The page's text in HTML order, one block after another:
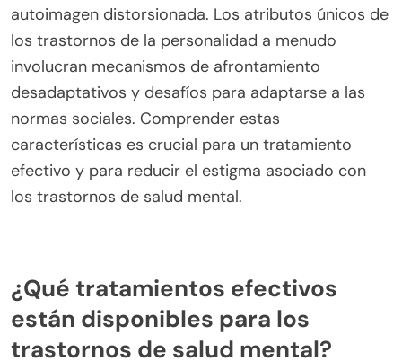
autoimagen distorsionada. Los atributos únicos de
los trastornos de la personalidad a menudo
involucran mecanismos de afrontamiento
desadaptativos y desafíos para adaptarse a las
normas sociales. Comprender estas
características es crucial para un tratamiento
efectivo y para reducir el estigma asociado con
los trastornos de salud mental.